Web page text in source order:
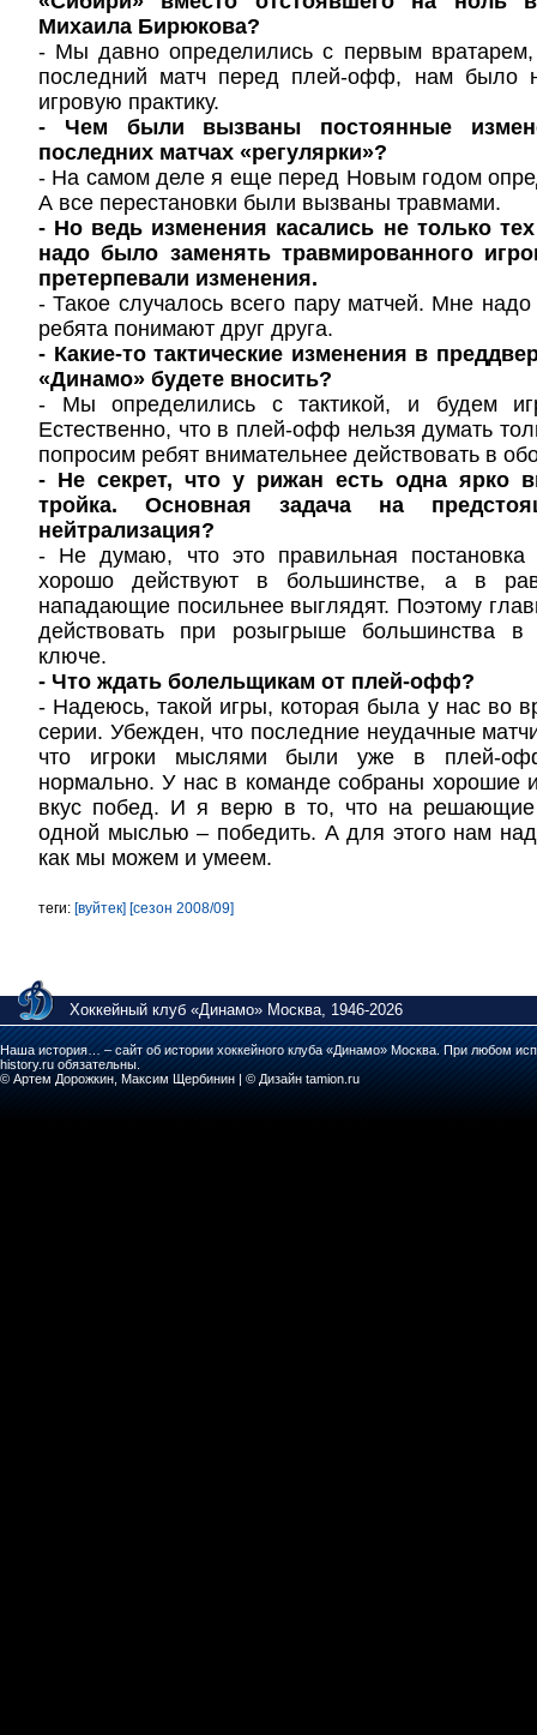
Михаила Бирюкова?
- Мы давно определились с первым вратарем,
последний матч перед плей-офф, нам было
игровую практику.
- Чем были вызваны постоянные
последних матчах «регулярки»?
- На самом деле я еще перед Новым годом
А все перестановки были вызваны травмами.
- Но ведь изменения касались не только
надо было заменять травмированного
претерпевали изменения.
- Такое случалось всего пару матчей. Мне
ребята понимают друг друга.
- Какие-то тактические изменения в
«Динамо» будете вносить?
- Мы определились с тактикой, и будем
Естественно, что в плей-офф нельзя думать
попросим ребят внимательнее действовать в
- Не секрет, что у рижан есть одна ярко
тройка. Основная задача на
нейтрализация?
- Не думаю, что это правильная постановка
хорошо действуют в большинстве, а в
нападающие посильнее выглядят. Поэтому
действовать при розыгрыше большинства
ключе.
- Что ждать болельщикам от плей-офф?
- Надеюсь, такой игры, которая была у нас во
серии. Убежден, что последние неудачные
что игроки мыслями были уже в плей-
нормально. У нас в команде собраны хорошие
вкус побед. И я верю в то, что на
одной мыслью – победить. А для этого нам
как мы можем и умеем.
теги: [вуйтек] [сезон 2008/09]
Хоккейный клуб «Динамо» Москва, 1946-2026
Наша история… – сайт об истории хоккейного клуба «Динамо» Москва. При любом
history.ru обязательны.
© Артем Дорожкин, Максим Щербинин | © Дизайн tamion.ru